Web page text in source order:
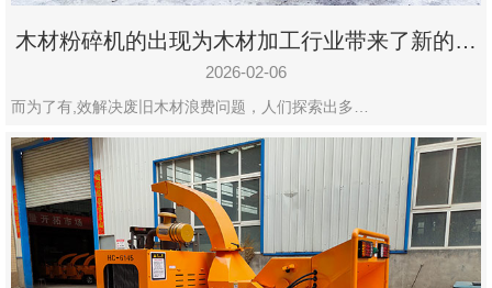
木材粉碎机的出现为木材加工行业带来了新的变
化
2026-02-06
而为了有,效解决废旧木材浪费问题，人们探索出多…